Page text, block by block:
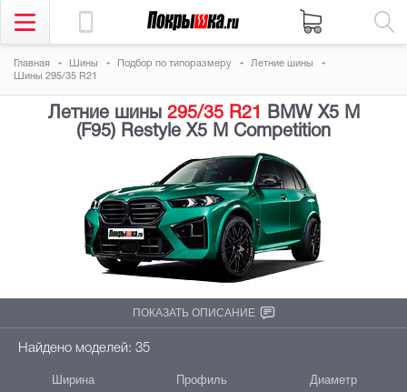
Главная Шины Подбор по типоразмеру
Летние шины
Шины 295/35 R21
Летние шины 295/35 R21
BMW X5 M
(F95) Restyle X5 M Competition
ПОКАЗАТЬ ОПИСАНИЕ
Найдено моделей: 35
Ширина Профиль Диаметр